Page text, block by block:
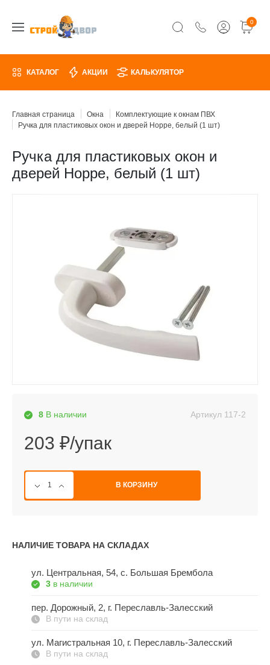
0
КАТАЛОГ АКЦИИ КАЛЬКУЛЯТОР
Главная страница Окна
Комплектующие к окнам ПВХ
Ручка для пластиковых окон и дверей Hoppe, белый (1 шт)
Ручка для пластиковых окон и
дверей Hoppe, белый (1 шт)
8 В наличии Артикул 117-2
203 ₽/упак
В КОРЗИНУ
НАЛИЧИЕ ТОВАРА НА СКЛАДАХ
ул. Центральная, 54, c. Большая Брембола
3 в наличии
пер. Дорожный, 2, г. Переславль-Залесский
В пути на склад
ул. Магистральная 10, г. Переславль-Залесский
В пути на склад